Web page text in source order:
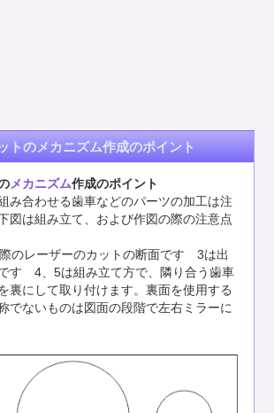
トのメカニズム作成のポイント
メカニズム作成のポイント
み合わせる歯車などのパーツの加工は注
図は組み立て、および作図の際の注意点
のレーザーのカットの断面です 3は出
す 4、5は組み立て方で、隣り合う歯車
裏にして取り付けます。裏面を使用する
でないものは図面の段階で左右ミラーに